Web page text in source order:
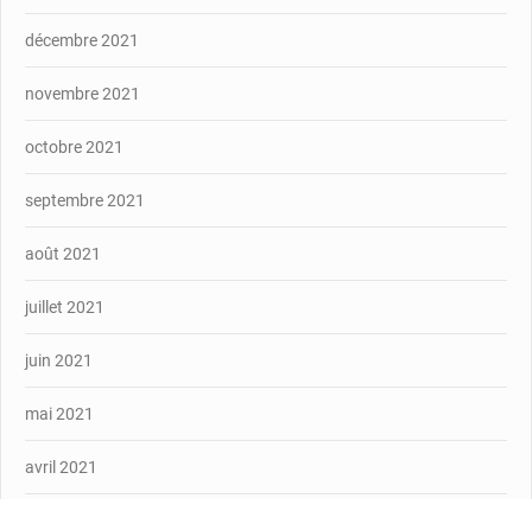
décembre 2021
novembre 2021
octobre 2021
septembre 2021
août 2021
juillet 2021
juin 2021
mai 2021
avril 2021